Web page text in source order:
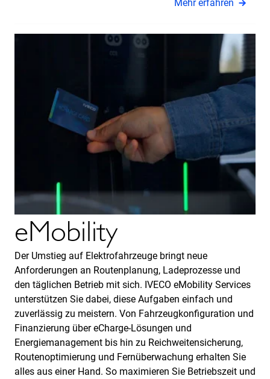
Mehr erfahren
eMobility
Der Umstieg auf Elektrofahrzeuge bringt neue
Anforderungen an Routenplanung, Ladeprozesse und
den täglichen Betrieb mit sich. IVECO eMobility Services
unterstützen Sie dabei, diese Aufgaben einfach und
zuverlässig zu meistern. Von Fahrzeugkonfiguration und
Finanzierung über eCharge-Lösungen und
Energiemanagement bis hin zu Reichweitensicherung,
Routenoptimierung und Fernüberwachung erhalten Sie
alles aus einer Hand. So maximieren Sie Betriebszeit und